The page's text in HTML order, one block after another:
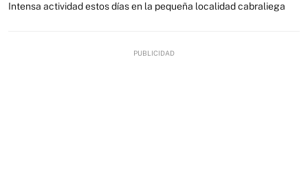
Intensa actividad estos días en la pequeña localidad cabraliega